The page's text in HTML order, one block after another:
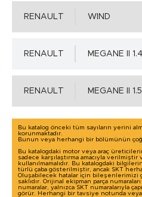
RENAULT WIND
RENAULT MEGANE II
RENAULT MEGANE II
Bu katalog önceki tüm sayıların yerini
korunmaktadır.
Bunun veya herhangi bir bölümünün
Bu katalogdaki motor veya araç
sadece karşılaştırma amacıyla
kullanılmamalıdır. Bu katalogdaki
türlü çaba gösterilmiştir, ancak SKT
Oluşabilecek hatalar için bileşenlerimizi
saklıdır. Orijinal ekipman parça
numaralar, yalnızca SKT numaralarıyla
görür. Herhangi bir tavsiye notunda